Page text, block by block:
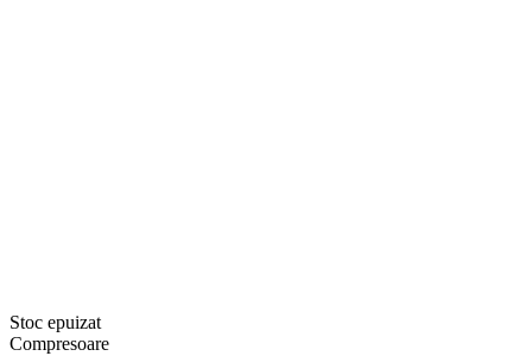
Stoc epuizat
Compresoare